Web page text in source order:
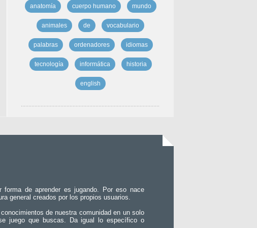
anatomía cuerpo humano mundo
animales de vocabulario
palabras ordenadores idiomas
tecnología informática historia
english
forma de aprender es jugando. Por eso nace
general creados por los propios usuarios.
de nuestra comunidad en un solo
juego que buscas. Da igual lo específico o